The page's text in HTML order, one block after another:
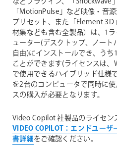
「MotionPulse」など映像・音
プリセット、また「Element
材集なども含む全製品）は、1
ューター(デスクトップ、ノート
自由)にインストールでき、う
ことができます(ライセンスは
で使用できるハイブリッド仕様
を2台のコンピュータで同時に
スの購入が必要となります。
Video Copilot 社製品のライセン
VIDEO COPILOT：エンドユー
書詳細をご確認ください。